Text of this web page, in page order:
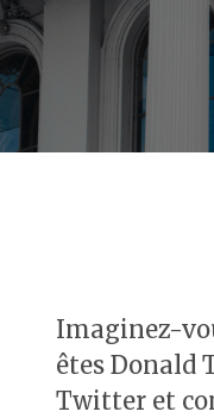
Imaginez-
êtes Donald
Twitter et